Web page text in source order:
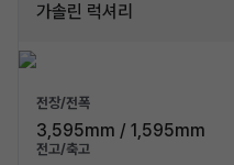
가솔린 럭셔리
전장/전폭
3,595mm / 1,595mm
전고/축고